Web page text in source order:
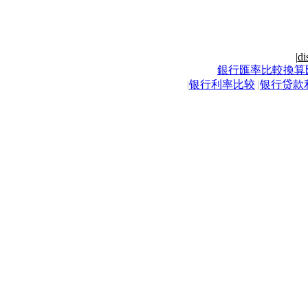
|
銀行匯率比較換算
|银行利率比较 |银行贷款